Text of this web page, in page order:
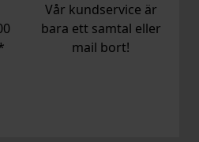
Vår kundservice är
bara ett samtal eller
mail bort!